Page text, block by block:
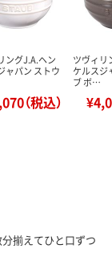
ングJ.A.ヘン
ャパン ストウ
（税込）
ツヴィリ
ケルスジ
ブ ボ…
揃えてひと口ずつ